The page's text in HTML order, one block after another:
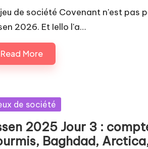
de société Covenant n'est pas
2026. Et Iello l'a…
Read More
de société
2025 Jour 3 :
Baghdad,